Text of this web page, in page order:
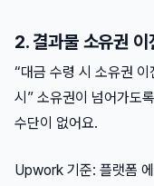
2. 결과물 소유권 이
“대금 수령 시 소유권
시” 소유권이 넘어가도
수단이 없어요.
Upwork 기준: 플랫폼